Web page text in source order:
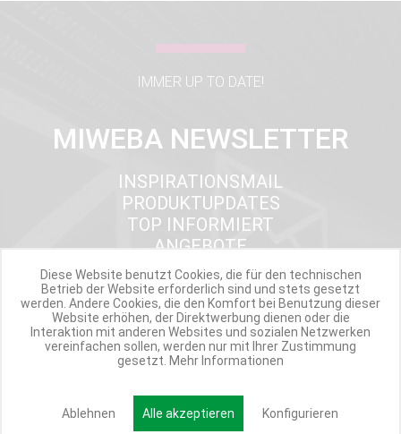
IMMER UP TO DATE!
MIWEBA NEWSLETTER
INSPIRATIONSMAIL
PRODUKTUPDATES
TOP INFORMIERT
ANGEBOTE
Werde Teil der Miweba Community!
Verpasse nie wieder exklusive Newsletter-Rabatte und Aktionen
Diese Website benutzt Cookies, die für den technischen
Betrieb der Website erforderlich sind und stets gesetzt
werden. Andere Cookies, die den Komfort bei Benutzung dieser
Website erhöhen, der Direktwerbung dienen oder die
Interaktion mit anderen Websites und sozialen Netzwerken
vereinfachen sollen, werden nur mit Ihrer Zustimmung
gesetzt. Mehr Informationen
Ablehnen Alle akzeptieren Konfigurieren